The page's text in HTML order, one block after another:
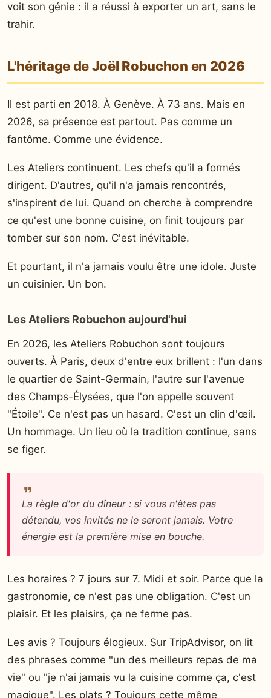
voit son génie : il a réussi à exporter un art, sans le
trahir.
L'héritage de Joël Robuchon en 2026
Il est parti en 2018. À Genève. À 73 ans. Mais en
2026, sa présence est partout. Pas comme un
fantôme. Comme une évidence.
Les Ateliers continuent. Les chefs qu'il a formés
dirigent. D'autres, qu'il n'a jamais rencontrés,
s'inspirent de lui. Quand on cherche à comprendre
ce qu'est une bonne cuisine, on finit toujours par
tomber sur son nom. C'est inévitable.
Et pourtant, il n'a jamais voulu être une idole. Juste
un cuisinier. Un bon.
Les Ateliers Robuchon aujourd'hui
En 2026, les Ateliers Robuchon sont toujours
ouverts. À Paris, deux d'entre eux brillent : l'un dans
le quartier de Saint-Germain, l'autre sur l'avenue
des Champs-Élysées, que l'on appelle souvent
"Étoile". Ce n'est pas un hasard. C'est un clin d'œil.
Un hommage. Un lieu où la tradition continue, sans
se figer.
La règle d'or du dîneur : si vous n'êtes pas
détendu, vos invités ne le seront jamais. Votre
énergie est la première mise en bouche.
Les horaires ? 7 jours sur 7. Midi et soir. Parce que la
gastronomie, ce n'est pas une obligation. C'est un
plaisir. Et les plaisirs, ça ne ferme pas.
Les avis ? Toujours élogieux. Sur TripAdvisor, on lit
des phrases comme "un des meilleurs repas de ma
vie" ou "je n'ai jamais vu la cuisine comme ça, c'est
magique". Les plats ? Toujours cette même